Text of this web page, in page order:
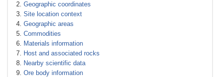
Geographic coordinates
Site location context
Geographic areas
Commodities
Materials information
Host and associated rocks
Nearby scientific data
Ore body information